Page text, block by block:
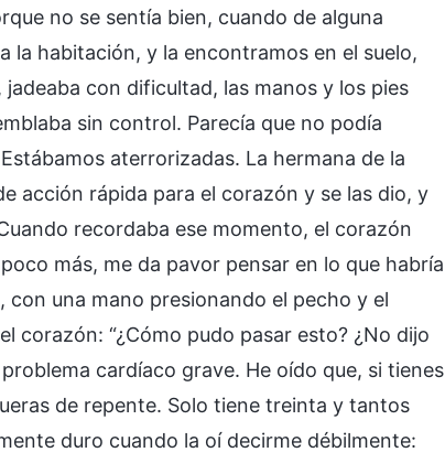
no se sentía bien, cuando de alguna
la habitación, y la encontramos en el suelo,
con dificultad, las manos y los pies
sin control. Parecía que no podía
aterrorizadas. La hermana de la
acción rápida para el corazón y se las dio, y
recordaba ese momento, el corazón
más, me da pavor pensar en lo que habría
con una mano presionando el pecho y el
corazón: “¿Cómo pudo pasar esto? ¿No dijo
cardíaco grave. He oído que, si tienes
de repente. Solo tiene treinta y tantos
duro cuando la oí decirme débilmente: